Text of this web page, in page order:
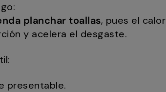
planchar toallas, pues el calor
y acelera el desgaste.
presentable.